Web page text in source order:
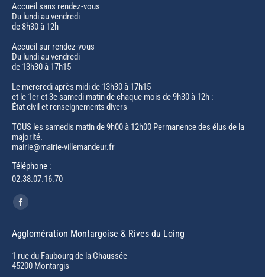
Accueil sans rendez-vous
Du lundi au vendredi
de 8h30 à 12h
Accueil sur rendez-vous
Du lundi au vendredi
de 13h30 à 17h15
Le mercredi après midi de 13h30 à 17h15
et le 1er et 3e samedi matin de chaque mois de 9h30 à 12h :
État civil et renseignements divers
TOUS les samedis matin de 9h00 à 12h00 Permanence des élus de la
majorité.
mairie@mairie-villemandeur.fr
Téléphone :
02.38.07.16.70
Trouvez nous sur :
Facebook
opens
in
new
Agglomération Montargoise & Rives du Loing
1 rue du Faubourg de la Chaussée
45200 Montargis